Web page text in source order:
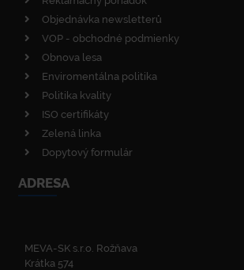
Objednávka newsletterů
VOP - obchodné podmienky
Obnova lesa
Enviromentálna politika
Politika kvality
ISO certifikáty
Zelená linka
Dopytový formulár
ADRESA
MEVA-SK s.r.o. Rožňava
Krátka 574